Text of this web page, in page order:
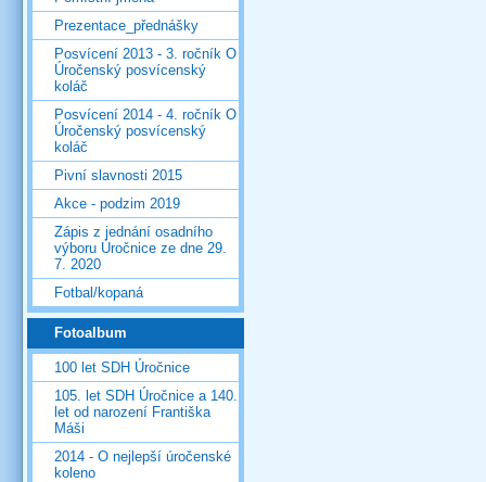
Prezentace_přednášky
Posvícení 2013 - 3. ročník O
Úročenský posvícenský
koláč
Posvícení 2014 - 4. ročník O
Úročenský posvícenský
koláč
Pivní slavnosti 2015
Akce - podzim 2019
Zápis z jednání osadního
výboru Úročnice ze dne 29.
7. 2020
Fotbal/kopaná
Fotoalbum
100 let SDH Úročnice
105. let SDH Úročnice a 140.
let od narození Františka
Máši
2014 - O nejlepší úročenské
koleno